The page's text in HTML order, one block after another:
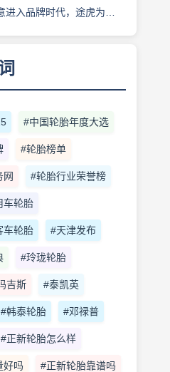
时代，途虎为何此时加码“万镇万店”？
#中国轮胎年度大选
#轮胎榜单
网 #轮胎行业荣誉榜
车轮胎
车轮胎 #天津发布
#玲珑轮胎
吉斯 #泰凯英
#韩泰轮胎 #邓禄普
#正新轮胎怎么样
好吗 #正新轮胎靠谱吗